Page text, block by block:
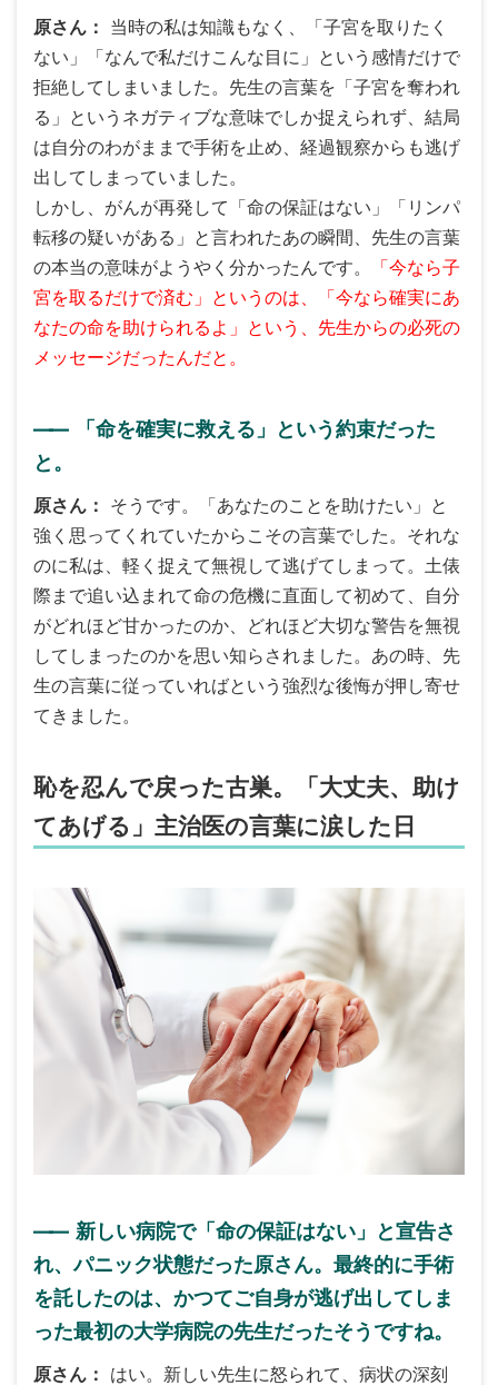
原さん
当時の私は知識もなく、「子宮を取りたく
ない」「なんで私だけこんな目に」という感情だけで
拒絶してしまいました。先生の言葉を「子宮を奪われ
る」というネガティブな意味でしか捉えられず、結局
は自分のわがままで手術を止め、経過観察からも逃げ
出してしまっていました。
しかし、がんが再発して「命の保証はない」「リンパ
転移の疑いがある」と言われたあの瞬間、先生の言葉
の本当の意味がようやく分かったんです。
「今なら子
宮を取るだけで済む」というのは、「今なら確実にあ
なたの命を助けられるよ」という、先生からの必死の
メッセージだったんだと。
――
「命を確実に救える」という約束だった
と。
原さん
そうです。「あなたのことを助けたい」と
強く思ってくれていたからこその言葉でした。それな
のに私は、軽く捉えて無視して逃げてしまって。土俵
際まで追い込まれて命の危機に直面して初めて、自分
がどれほど甘かったのか、どれほど大切な警告を無視
してしまったのかを思い知らされました。あの時、先
生の言葉に従っていればという強烈な後悔が押し寄せ
てきました。
恥を忍んで戻った古巣。「大丈夫、助け
てあげる」主治医の言葉に涙した日
―― 新しい病院で「命の保証はない」と宣告さ
れ、パニック状態だった原さん。最終的に手術
を託したのは、かつてご自身が逃げ出してしま
った最初の大学病院の先生だったそうですね。
原さん はい。新しい先生に怒られて、病状の深刻